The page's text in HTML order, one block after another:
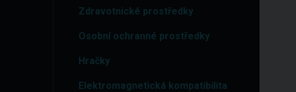
Zdravotnické prostředky
Osobní ochranné prostředky
Hračky
Elektromagnetická kompatibilita